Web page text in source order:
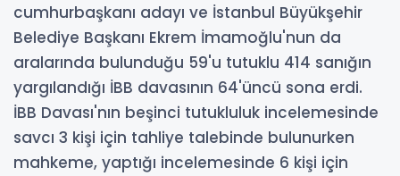
cumhurbaşkanı adayı ve İstanbul Büyükşehir
Belediye Başkanı Ekrem İmamoğlu'nun da
aralarında bulunduğu 59'u tutuklu 414 sanığın
yargılandığı İBB davasının 64'üncü sona erdi.
İBB Davası'nın beşinci tutukluluk incelemesinde
savcı 3 kişi için tahliye talebinde bulunurken
mahkeme, yaptığı incelemesinde 6 kişi için